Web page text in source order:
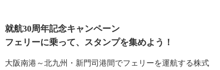
就航30周年記念キャンペーン
フェリーに乗って、スタンプを集めよう！
大阪南港～北九州・新門司港間でフェリーを運航する株式